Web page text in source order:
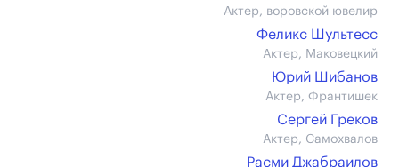
Актер, воровской ювелир
Феликс Шультесс
Актер, Маковецкий
Юрий Шибанов
Актер, Франтишек
Сергей Греков
Актер, Самохвалов
Расми Джабраилов